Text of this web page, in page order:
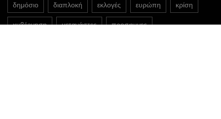
δημόσιο διαπλοκή εκλογές ευρώπη κρίση
κυβέρνηση μετανάστες προσφυγες